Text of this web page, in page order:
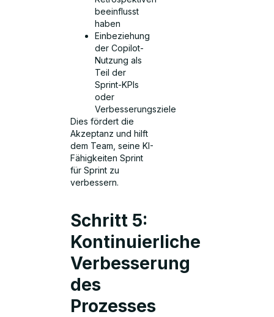
beeinflusst
haben
Einbeziehung
der Copilot-
Nutzung als
Teil der
Sprint-KPIs
oder
Verbesserungsziele
Dies fördert die
Akzeptanz und hilft
dem Team, seine KI-
Fähigkeiten Sprint
für Sprint zu
verbessern.
Schritt 5:
Kontinuierliche
Verbesserung
des
Prozesses